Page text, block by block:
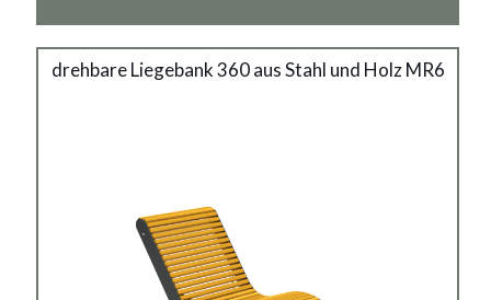
drehbare Liegebank 360 aus Stahl und Holz MR6
drehbare Liegebank 360 aus